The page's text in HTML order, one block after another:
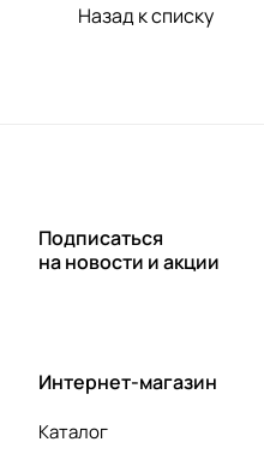
Назад к списку
Подписаться
на новости и акции
Интернет-магазин
Каталог